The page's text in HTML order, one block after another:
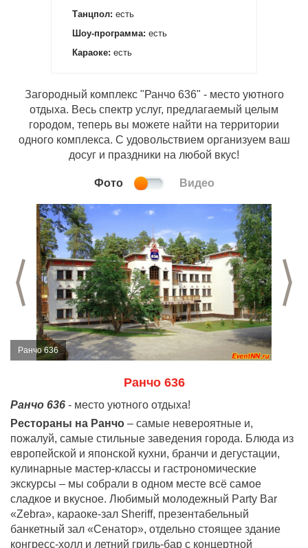
Танцпол: есть
Шоу-программа: есть
Караоке: есть
Загородный комплекс "Ранчо 636" - место уютного
отдыха. Весь спектр услуг, предлагаемый целым
городом, теперь вы можете найти на территории
одного комплекса. С удовольствием организуем ваш
досуг и праздники на любой вкус!
Фото Видео
Предыдущий слайд
Ранчо 636
Ранчо 636
Ранчо 636 - место уютного отдыха!
Рестораны на Ранчо – самые невероятные и,
пожалуй, самые стильные заведения города. Блюда из
европейской и японской кухни, бранчи и дегустации,
кулинарные мастер-классы и гастрономические
экскурсы – мы собрали в одном месте всё самое
сладкое и вкусное. Любимый молодежный Party Bar
«Zebra», караоке-зал Sheriff, презентабельный
банкетный зал «Сенатор», отдельно стоящее здание
конгресс-холл и летний гриль-бар с концертной